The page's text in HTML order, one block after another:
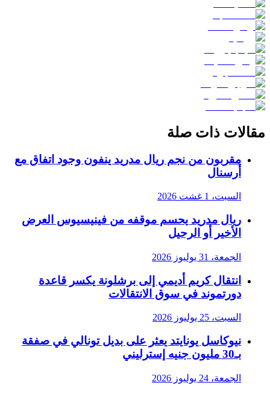
مقالات ذات صلة
مقربون من نجم ريال مدريد ينفون وجود اتفاق مع
أرسنال
السبت، 1 غشت 2026
ريال مدريد يحسم موقفه من فينيسيوس العرض
الأخير أو الرحيل
الجمعة، 31 يوليوز 2026
انتقال كريم أديمي إلى برشلونة يكسر قاعدة
دورتموند في سوق الانتقالات
السبت، 25 يوليوز 2026
نيوكاسل يونايتد يعثر على بديل تونالي في صفقة
بـ30 مليون جنيه إسترليني
الجمعة، 24 يوليوز 2026